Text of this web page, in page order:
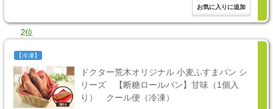
2位
【冷凍】
ドクター荒木オリジナル 小麦ふすまパン シ
リーズ 【断糖ロールパン】甘味（1個入
り） クール便（冷凍）